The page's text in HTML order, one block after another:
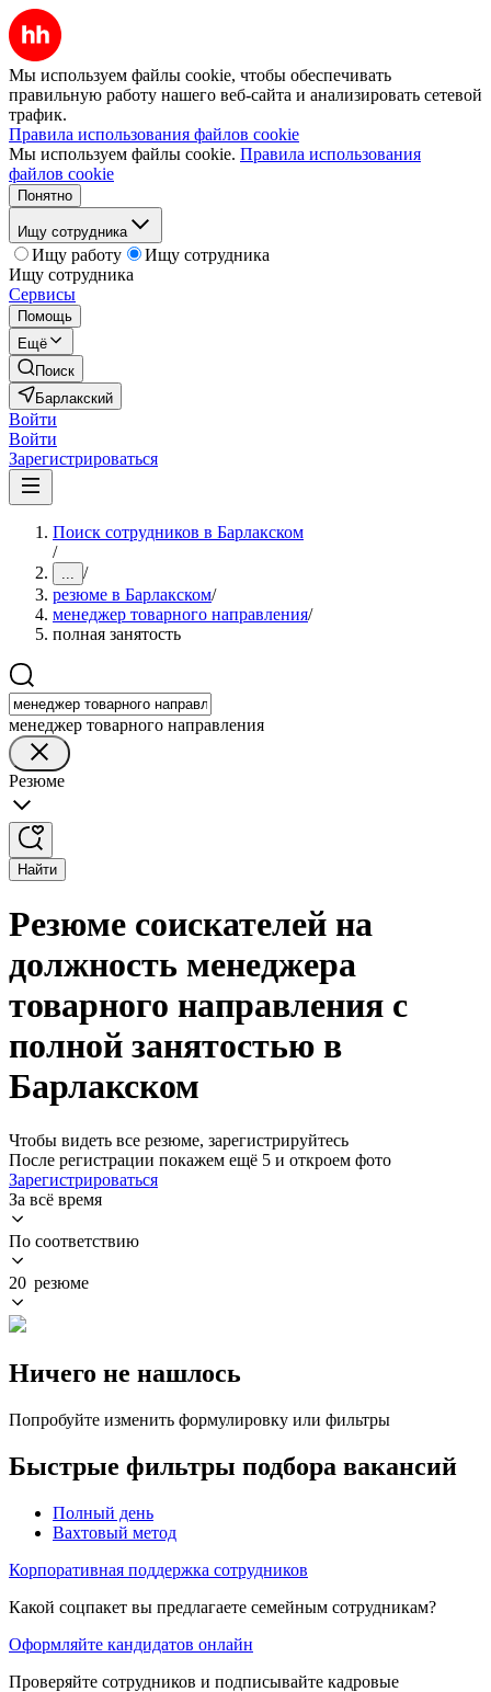
Мы используем файлы cookie, чтобы обеспечивать
правильную работу нашего веб-сайта и анализировать сетевой
трафик.
Правила использования файлов cookie
Мы используем файлы cookie. Правила использования
файлов cookie
Понятно
Ищу сотрудника
Ищу работу
Ищу сотрудника
Ищу сотрудника
Сервисы
Помощь
Ещё
Поиск
Барлакский
Войти
Войти
Зарегистрироваться
Поиск сотрудников в Барлакском
/
... /
резюме в Барлакском/
менеджер товарного направления/
полная занятость
менеджер товарного направления
Резюме
Найти
Резюме соискателей на
должность менеджера
товарного направления с
полной занятостью в
Барлакском
Чтобы видеть все резюме, зарегистрируйтесь
После регистрации покажем ещё 5 и откроем фото
Зарегистрироваться
За всё время
По соответствию
20 резюме
Ничего не нашлось
Попробуйте изменить формулировку или фильтры
Быстрые фильтры подбора вакансий
Полный день
Вахтовый метод
Корпоративная поддержка сотрудников
Какой соцпакет вы предлагаете семейным сотрудникам?
Оформляйте кандидатов онлайн
Проверяйте сотрудников и подписывайте кадровые